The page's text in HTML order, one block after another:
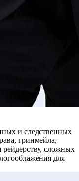
и следственных
гринмейла,
сложных
для